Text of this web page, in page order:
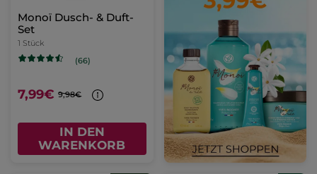
Monoï Dusch- & Duft-
Set
1 Stück
(66)
7,99€ 9,98€
IN DEN
WARENKORB